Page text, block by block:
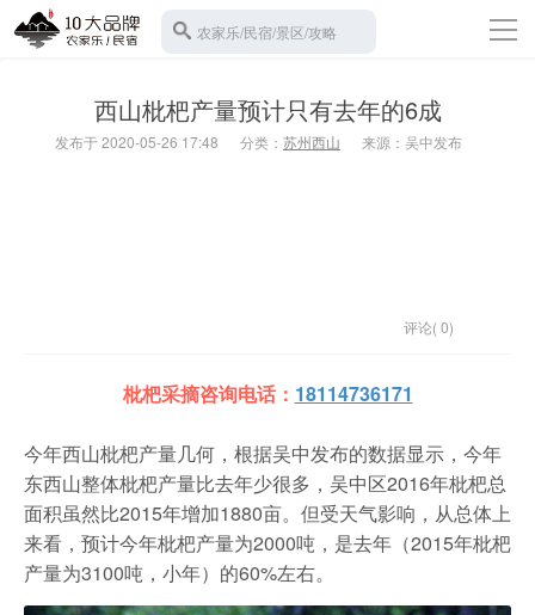
农家乐
农家乐/民宿/景区/攻略
导
10大农家乐
景区门票
班车接送
西山枇杷产量预计只有去年的6成
发布于 2020-05-26 17:48 分类： 苏州西山 来源：吴中发布
评论( 0)
枇杷采摘咨询电话： 18114736171
今年西山枇杷产量几何，根据吴中发布的数据显示，今年
东西山整体枇杷产量比去年少很多，吴中区2016年枇杷总
面积虽然比2015年增加1880亩。但受天气影响，从总体上
来看，预计今年枇杷产量为2000吨，是去年（2015年枇杷
产量为3100吨，小年）的60%左右。